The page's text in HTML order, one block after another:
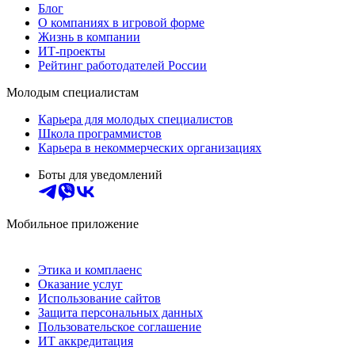
Блог
О компаниях в игровой форме
Жизнь в компании
ИТ-проекты
Рейтинг работодателей России
Молодым специалистам
Карьера для молодых специалистов
Школа программистов
Карьера в некоммерческих организациях
Боты для уведомлений
Мобильное приложение
Этика и комплаенс
Оказание услуг
Использование сайтов
Защита персональных данных
Пользовательское соглашение
ИТ аккредитация